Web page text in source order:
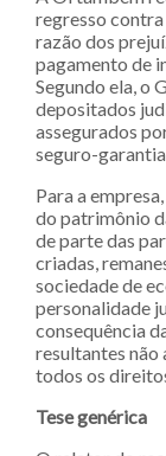
regresso contra
razão dos
pagamento de
Segundo ela, o
depositados
assegurados
seguro-
Para a
do patrimônio
de parte das
criadas,
sociedade de
personalidade
consequência
resultantes não
todos os
Tese ge​nérica